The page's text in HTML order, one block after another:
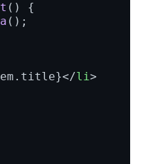
() {
();
</li>